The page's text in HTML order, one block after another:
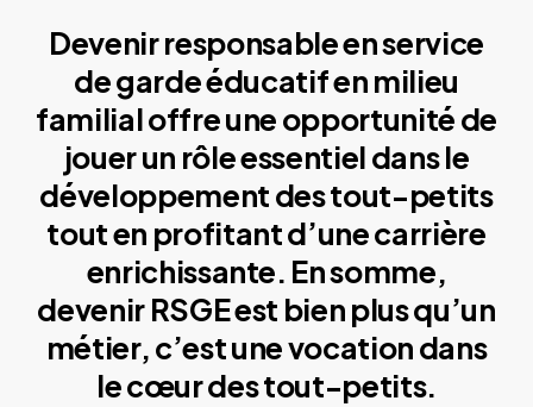
Devenir responsable en service
de garde éducatif en milieu
familial offre une opportunité de
jouer un rôle essentiel dans le
développement des tout-petits
tout en profitant d’une carrière
enrichissante. En somme,
devenir RSGE est bien plus qu’un
métier, c’est une vocation dans
le cœur des tout-petits.